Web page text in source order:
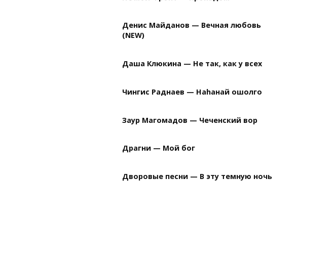
Денис Майданов — Вечная любовь
(NEW)
Даша Клюкина — Не так, как у всех
Чингис Раднаев — Наhанай ошолго
Заур Магомадов — Чеченский вор
Драгни — Мой бог
Дворовые песни — В эту темную ночь